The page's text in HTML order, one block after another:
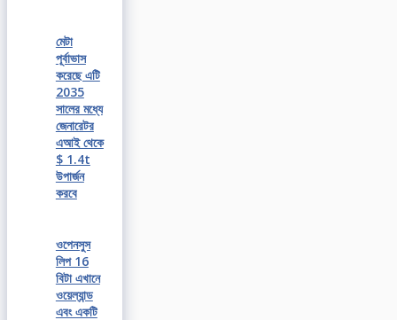
মেটা
পূর্বাভাস
করেছে এটি
2035
সালের মধ্যে
জেনারেটর
এআই থেকে
$ 1.4t
উপার্জন
করবে
ওপেনসুস
লিপ 16
বিটা এখানে
ওয়েল্যান্ড
এবং একটি